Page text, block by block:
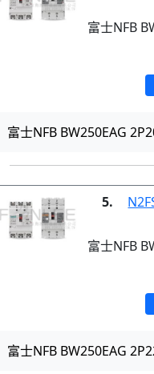
富士NFB
富士NFB BW250EAG
5.
富士NFB
富士NFB BW250EAG